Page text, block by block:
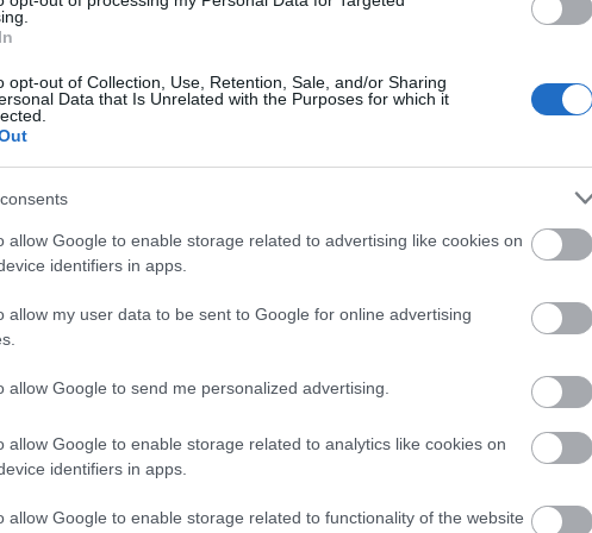
opt-out of Collection, Use, Retention, Sale, and/or Sharing
Data that Is Unrelated with the Purposes for which it
allow Google to enable storage related to advertising like cookies on
identifiers in apps.
allow my user data to be sent to Google for online advertising
allow Google to send me personalized advertising.
allow Google to enable storage related to analytics like cookies on
identifiers in apps.
allow Google to enable storage related to functionality of the website
Rodolfo [174.]
József utca sarkán álló (Nagyfuvaros utca 27.) ház
emléktábla került Gács Rezső, azaz Rodolfo
alkalmából. Ugyanis itt, ebben a
született 1911. május 16-án szegény zsidó
TOVÁBB
Szólj hozzá!
Itt
felkerült
2025 április
2025
2025 január
2024
2024
2024
2024